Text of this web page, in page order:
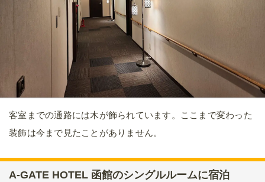
客室までの通路には木が飾られています。ここまで変わった
装飾は今まで見たことがありません。
A-GATE HOTEL 函館のシングルルームに宿泊